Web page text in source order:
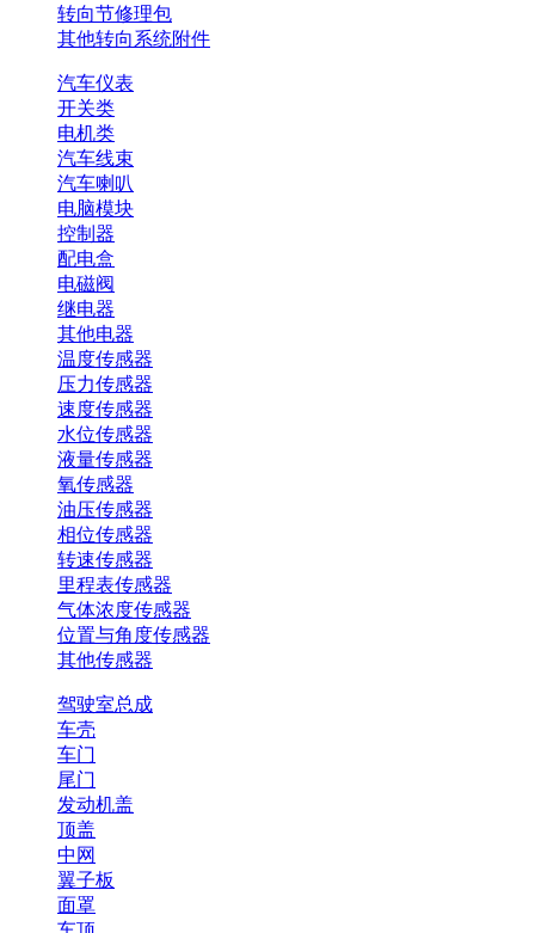
转向节修理包
其他转向系统附件
汽车仪表
开关类
电机类
汽车线束
汽车喇叭
电脑模块
控制器
配电盒
电磁阀
继电器
其他电器
温度传感器
压力传感器
速度传感器
水位传感器
液量传感器
氧传感器
油压传感器
相位传感器
转速传感器
里程表传感器
气体浓度传感器
位置与角度传感器
其他传感器
驾驶室总成
车壳
车门
尾门
发动机盖
顶盖
中网
翼子板
面罩